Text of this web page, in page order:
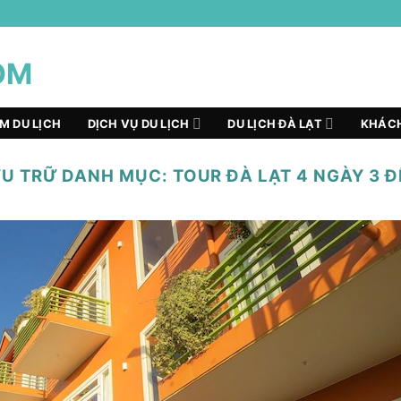
DU LỊCH DỊCH VỤ DU LỊCH DU LỊCH ĐÀ LẠT
TRỮ DANH MỤC: TOUR ĐÀ LẠT 4 NGÀY 3